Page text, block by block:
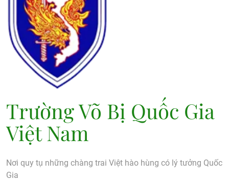
Trường Võ Bị Quốc Gia
Việt Nam
Nơi quy tụ những chàng trai Việt hào hùng có lý tưởng Quốc
Gia